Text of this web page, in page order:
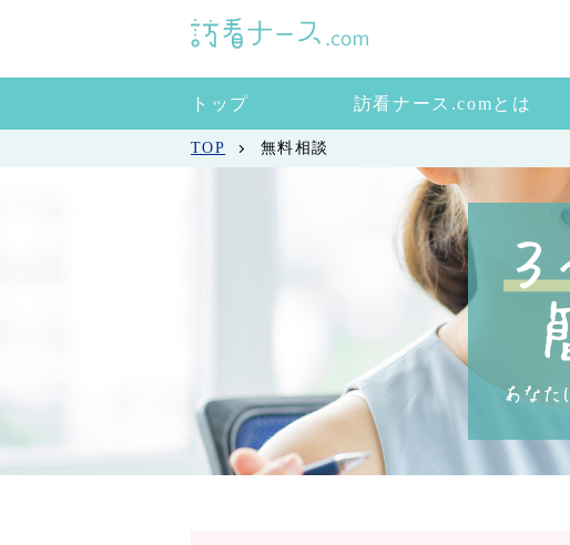
トップ 訪看ナース.comとは
TOP 無料相談